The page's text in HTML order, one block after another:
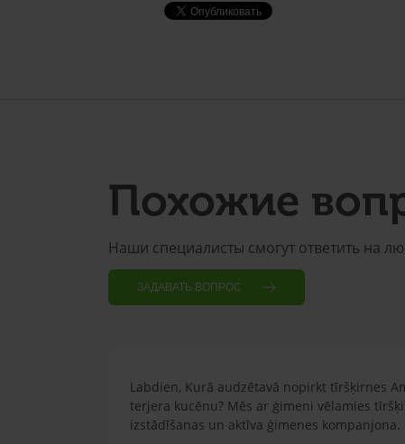
Похожие
Наши специалисты смогут ответить на
ЗАДАВАТЬ ВОПРОС
Labdien, Kurā audzētavā nopirkt tīršķirnes
terjera kucēnu? Mēs ar ģimeni vēlamies
izstādīšanas un aktīva ģimenes kompanjona.